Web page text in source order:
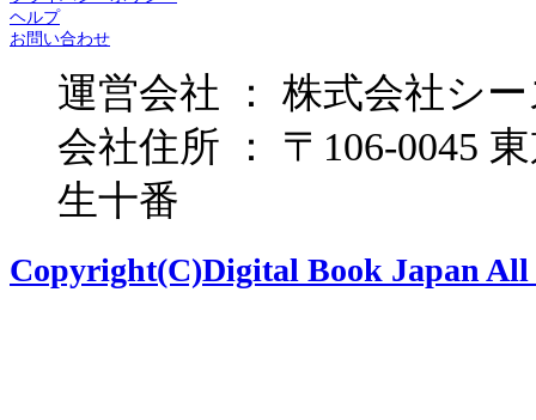
ヘルプ
お問い合わせ
運営会社 ： 株式会社シ
会社住所 ： 〒106-0045
生十番
Copyright(C)Digital Book Japan All